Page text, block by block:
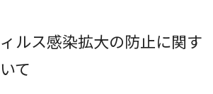
ルス感染拡大の防止に関す
て